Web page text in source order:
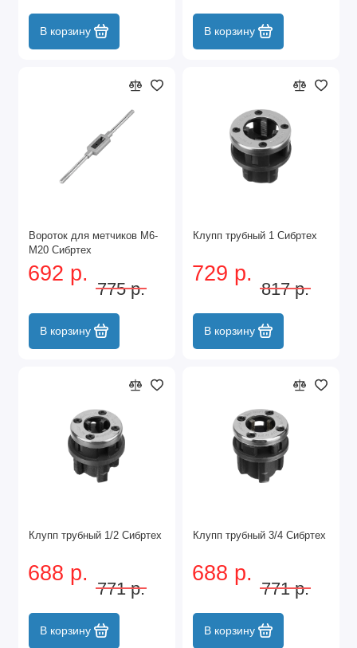
В корзину В корзину
Вороток для метчиков М6-
М20 Сибртех
692 р.
775 р.
В корзину
Клупп трубный 1 Сибртех
729 р.
817 р.
В корзину
Клупп трубный 1/2 Сибртех
688 р.
771 р.
В корзину
Клупп трубный 3/4 Сибртех
688 р.
771 р.
В корзину